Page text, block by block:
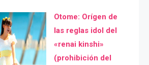
Otome: Orígen de
las reglas idol del
«renai kinshi»
(prohibición del